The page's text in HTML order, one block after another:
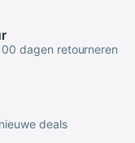
dagen retourneren
deals